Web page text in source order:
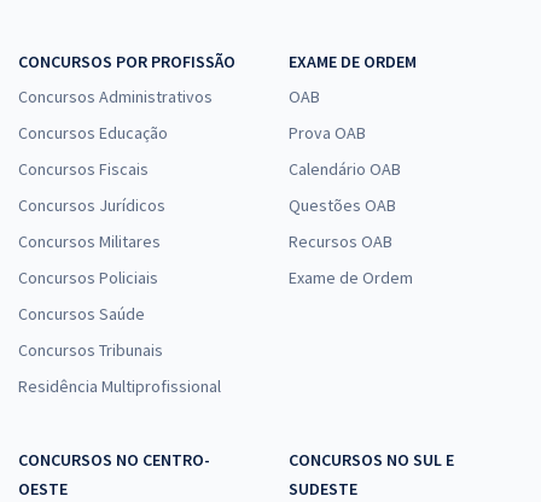
CONCURSOS POR PROFISSÃO
Concursos Administrativos
Concursos Educação
Concursos Fiscais
Concursos Jurídicos
Concursos Militares
Concursos Policiais
Concursos Saúde
Concursos Tribunais
Residência Multiprofissional
EXAME DE ORDEM
OAB
Prova OAB
Calendário OAB
Questões OAB
Recursos OAB
Exame de Ordem
CONCURSOS NO CENTRO-
OESTE
CONCURSOS NO SUL E
SUDESTE